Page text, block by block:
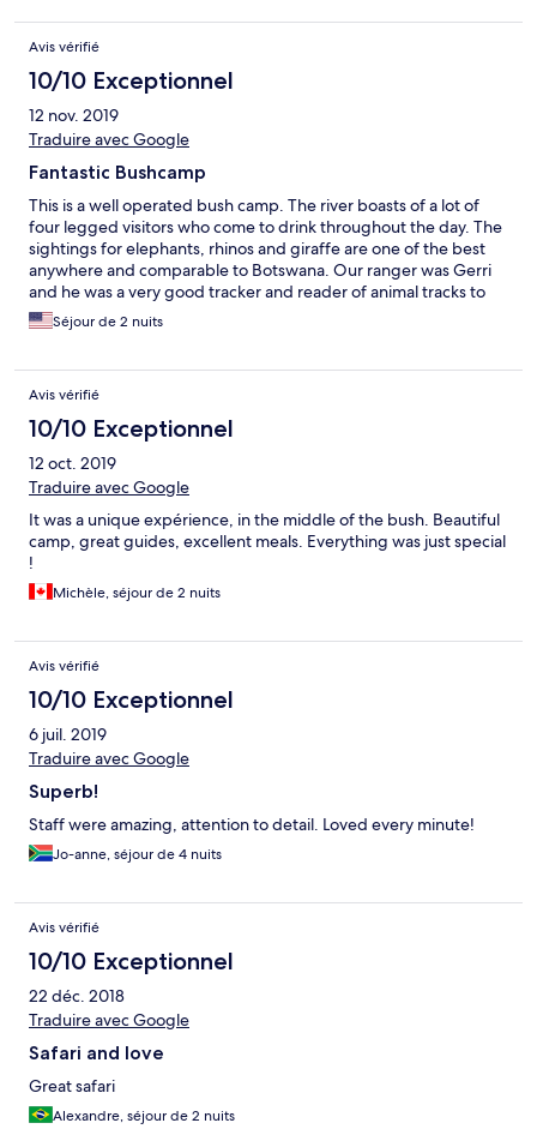
Avis vérifié
10/10 Exceptionnel
12 nov. 2019
Traduire avec Google
Fantastic Bushcamp
This is a well operated bush camp. The river boasts of a lot of
four legged visitors who come to drink throughout the day. The
sightings for elephants, rhinos and giraffe are one of the best
anywhere and comparable to Botswana. Our ranger was Gerri
and he was a very good tracker and reader of animal tracks to
led to some fantastic finds. He even changed our drive time to
take us further out over an hour where we spotted a jackal, 2
largest herd of buffaloes I had ever seen. The food is fantastic
with continental and local offerings. All food and snacks inclusive
and they do accommodation special requests. Your day starts
with early morning snack and coffee/tea, a snack during your
morning game drive, full breakfast on arrival, a lunch and
afternoon tea before your afternoon game drive which also
alfresco with view of the river. I will def recommend this place
and even stay here again. Many thanks to the Thakadu staff for a
job well done.
Séjour de 2 nuits
Avis vérifié
10/10 Exceptionnel
12 oct. 2019
Traduire avec Google
It was a unique expérience, in the middle of the bush. Beautiful
camp, great guides, excellent meals. Everything was just special
!
Michèle, séjour de 2 nuits
Avis vérifié
10/10 Exceptionnel
6 juil. 2019
Traduire avec Google
Superb!
Staff were amazing, attention to detail. Loved every minute!
Jo-anne, séjour de 4 nuits
Avis vérifié
10/10 Exceptionnel
22 déc. 2018
Traduire avec Google
Safari and love
Great safari
Alexandre, séjour de 2 nuits